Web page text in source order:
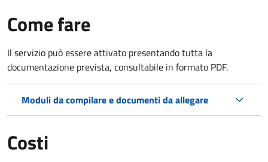
Come fare
Il servizio può essere attivato presentando tutta la
documentazione prevista, consultabile in formato PDF.
Moduli da compilare e documenti da allegare
Costi